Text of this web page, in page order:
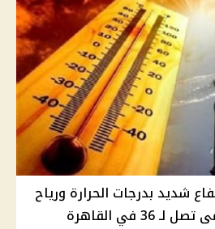
شديد بدرجات الحرارة ورياح
في القاهرة